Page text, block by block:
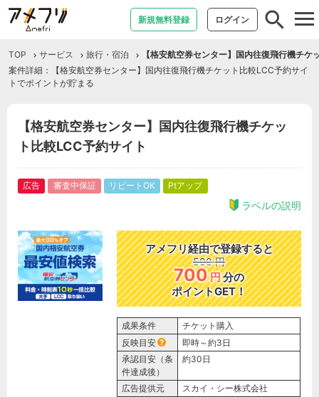
新規無料登録 ログイン
TOP サービス 旅行・宿泊
【格安航空券センター】国内往復飛行機チケ
案件詳細：【格安航空券センター】国内往復飛行機チケット比較LCC予約サイ
トでポイントが貯まる
【格安航空券センター】国内往復飛行機チケッ
ト比較LCC予約サイト
広告 審査中保証 リピートOK Ptアップ
ラベルの説明
アメフリ経由で登録すると
500 円
700円分の
ポイントGET！
成果条件
チケット購入
反映目安
即時～約3日
承認目安（条
件達成後）
約30日
広告提供元
スカイ・シー株式会社